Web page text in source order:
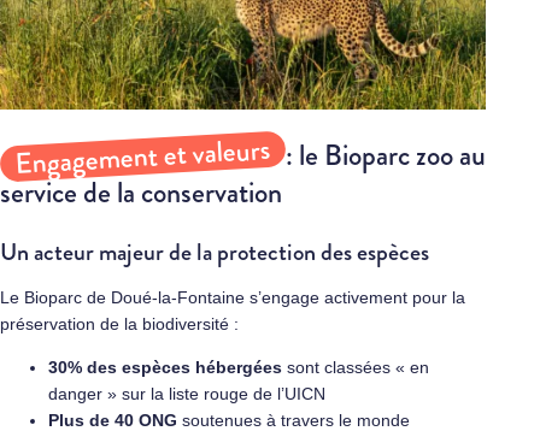
Engagement et valeurs : le Bioparc zoo au
service de la conservation
Un acteur majeur de la protection des espèces
Le Bioparc de Doué-la-Fontaine s’engage activement pour la
préservation de la biodiversité :
30% des espèces hébergées sont classées « en
danger » sur la liste rouge de l’UICN
Plus de 40 ONG soutenues à travers le monde